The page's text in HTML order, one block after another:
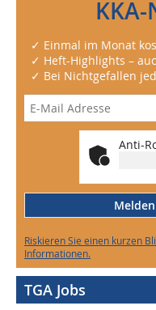
✓ Einmal im Monat
✓ Heft-Highlights –
✓ Bei Nichtgefallen
Anti-
Riskieren Sie einen kurzen
Informationen.
TGA Jobs